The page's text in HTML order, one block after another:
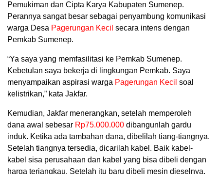
Pemukiman dan Cipta Karya Kabupaten Sumenep.
Perannya sangat besar sebagai penyambung komunikasi
warga Desa Pagerungan Kecil secara intens dengan
Pemkab Sumenep.
“Ya saya yang memfasilitasi ke Pemkab Sumenep.
Kebetulan saya bekerja di lingkungan Pemkab. Saya
menyampaikan aspirasi warga Pagerungan Kecil soal
kelistrikan,” kata Jakfar.
Kemudian, Jakfar menerangkan, setelah memperoleh
dana awal sebesar Rp75.000.000 dibangunlah gardu
induk. Ketika ada tambahan dana, dibelilah tiang-tiangnya.
Setelah tiangnya tersedia, dicarilah kabel. Baik kabel-
kabel sisa perusahaan dan kabel yang bisa dibeli dengan
harga terjangkau. Setelah itu baru dibeli mesin dieselnya.